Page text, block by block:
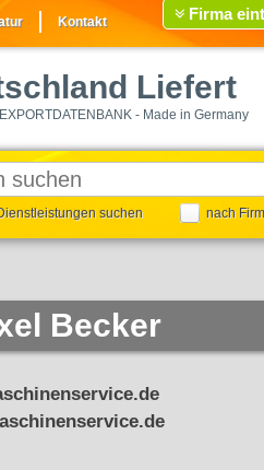
Kontakt Firma
Liefert
- Made in Germany
suchen nach
Becker